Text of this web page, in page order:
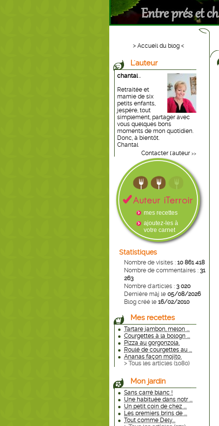
> Accueil du blog <
L'auteur
chantal .
Retraitée et
mamie de six
petits enfants,
jespère, tout
simplement, partager avec
vous quelques bons
moments de mon quotidien.
Donc, à bientôt.
Chantal
Contacter l'auteur >>
mes recettes
ajoutez-les à
votre carnet
Statistiques
Nombre de visites : 10 861 418
Nombre de commentaires : 31
263
Nombre d'articles : 3 020
Dernière màj le 05/08/2026
Blog créé le 16/02/2010
Mes recettes
Tartare jambon, melon ...
Courgettes à la bologn ...
Pizza au gorgonzola.
Roulé de courgettes au ...
Ananas façon mojito.
> Tous les articles (1080)
Mon jardin
Sans carré blanc !
Une habituée dans notr ...
Un petit coin de chez ...
Les premiers brins de ...
Tout comme Dely...